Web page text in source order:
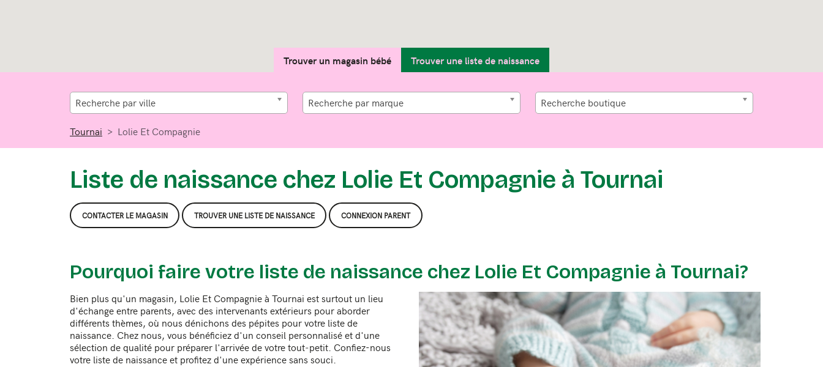
Trouver un magasin bébé Trouver une liste de naissance
Recherche par ville Recherche par marque Recherche boutique
Tournai Lolie Et Compagnie
Liste de naissance chez Lolie Et Compagnie à Tournai
CONTACTER LE MAGASIN TROUVER UNE LISTE DE NAISSANCE CONNEXION PARENT
Pourquoi faire votre liste de naissance chez Lolie Et Compagnie à Tournai?
Bien plus qu'un magasin, Lolie Et Compagnie à Tournai est surtout un lieu
d'échange entre parents, avec des intervenants extérieurs pour aborder
différents thèmes, où nous dénichons des pépites pour votre liste de
naissance. Chez nous, vous bénéficiez d'un conseil personnalisé et d'une
sélection de qualité pour préparer l'arrivée de votre tout‑petit. Confiez-nous
votre liste de naissance et profitez d'une expérience sans souci.